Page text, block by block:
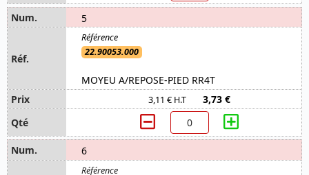
5
22.90053.000
MOYEU A/REPOSE-PIED RR4T
3,11 € H.T 3,73 €
6